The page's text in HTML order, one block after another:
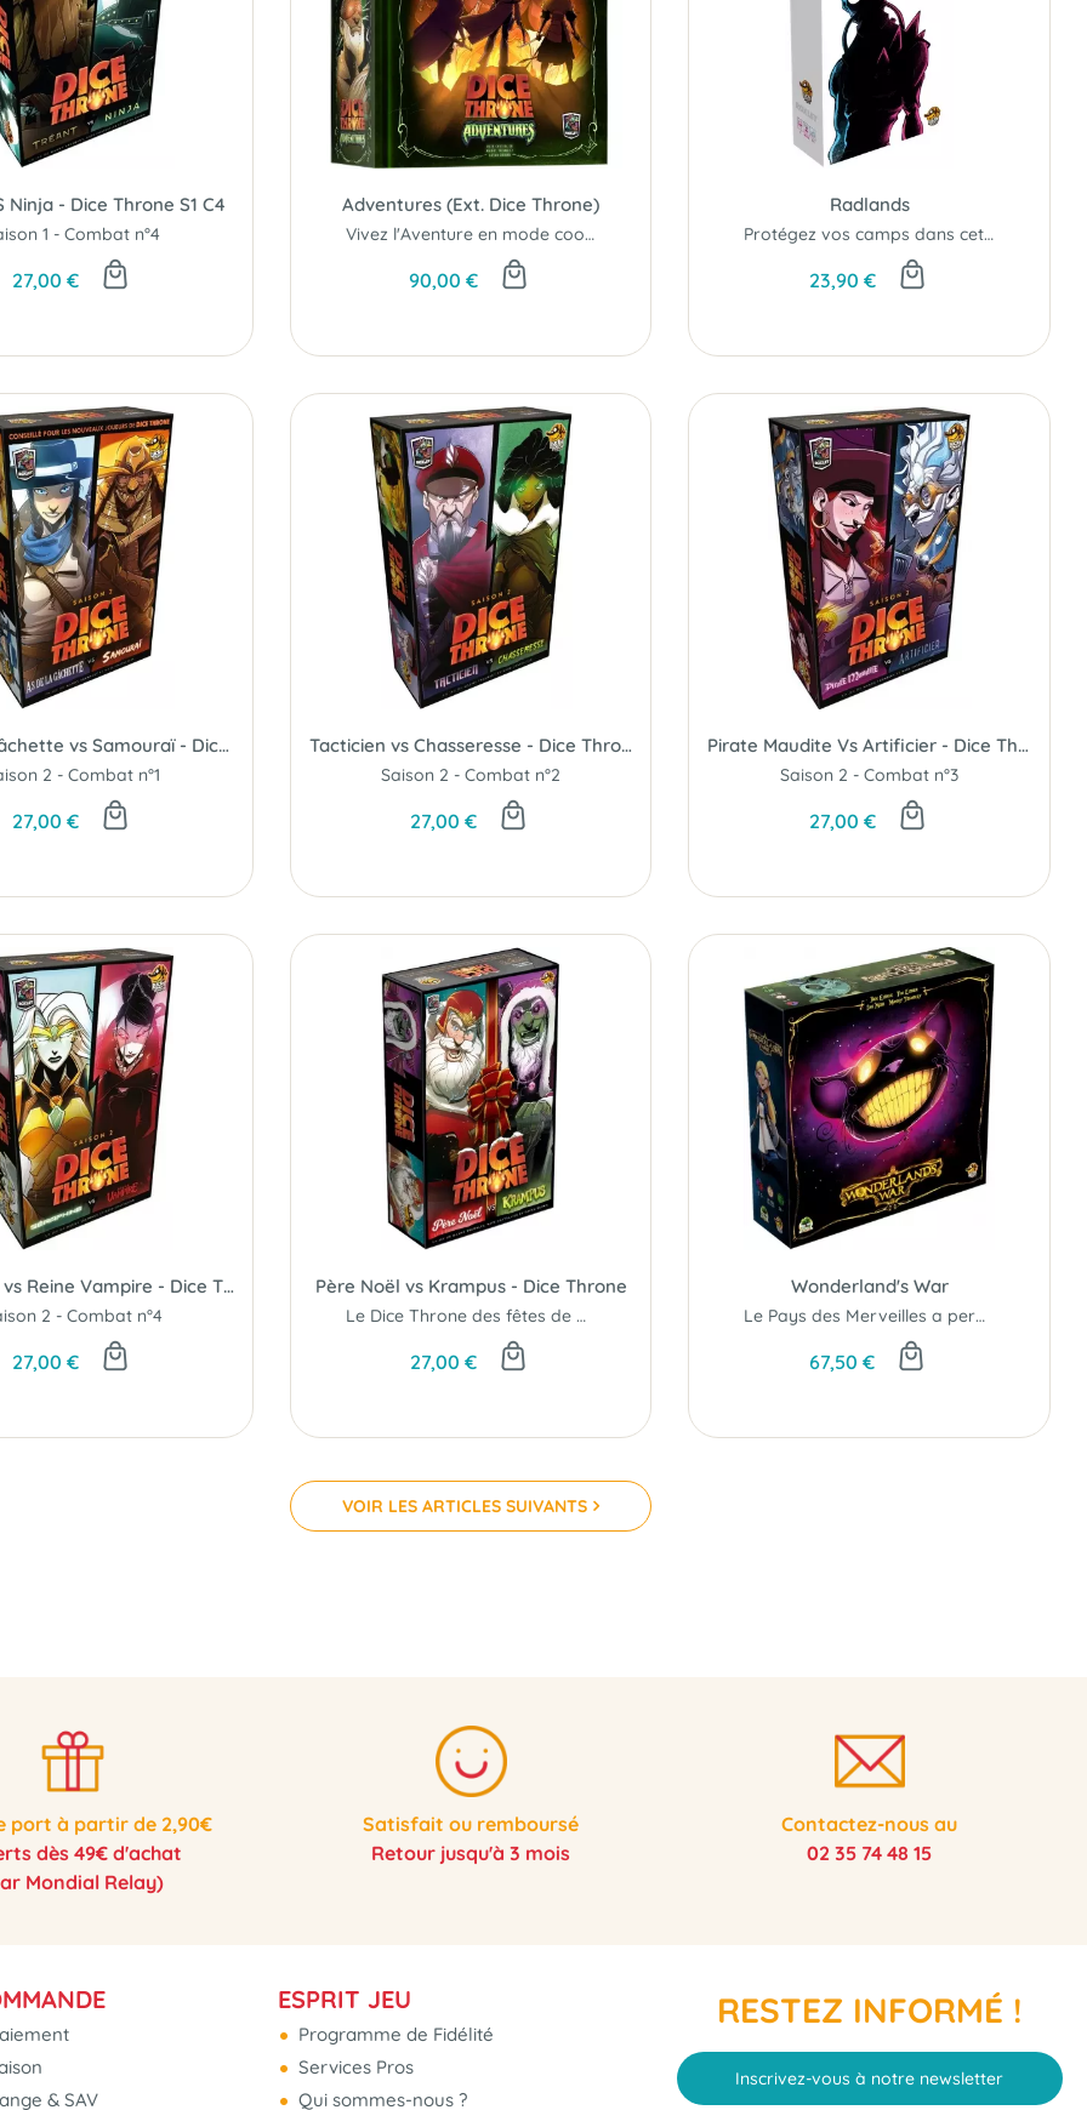
Ninja - Dice Throne S1 C4
1 - Combat n°4
27,00 €
Adventures (Ext. Dice Throne)
Vivez l'Aventure en mode coopératif...
90,00 €
Radlands
Protégez vos camps dans cet affrontement post-apocalyptique...
23,90 €
As de la Gâchette vs Samouraï - Dice Throne S2 C1
2 - Combat n°1
27,00 €
Tacticien vs Chasseresse - Dice Throne S2 C2
Saison 2 - Combat n°2
27,00 €
Pirate Maudite Vs Artificier - Dice Throne S2 C3
Saison 2 - Combat n°3
27,00 €
Séraphine vs Reine Vampire - Dice Throne S2 C4
2 - Combat n°4
27,00 €
Père Noël vs Krampus - Dice Throne
Le Dice Throne des fêtes de fin d'année...
27,00 €
Wonderland's War
Le Pays des Merveilles a perdu sa frivolité et sa folie...
67,50 €
VOIR LES ARTICLES SUIVANTS
port à partir de 2,90€
dès 49€ d'achat
Mondial Relay)
Satisfait ou remboursé
Retour jusqu'à 3 mois
Contactez-nous au
02 35 74 48 15
& SAV
ESPRIT JEU
Programme de Fidélité
Services Pros
Qui sommes-nous ?
RESTEZ INFORMÉ !
Inscrivez-vous à notre newsletter